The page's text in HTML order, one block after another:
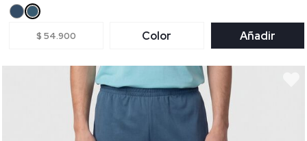
$ 54.900 Color Añadir